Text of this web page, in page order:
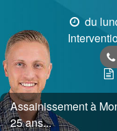
du
Assainissement à
25 ans...